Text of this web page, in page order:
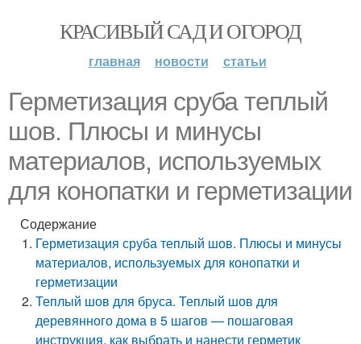
КРАСИВЫЙ САД И ОГОРОД
главная новости статьи
Герметизация сруба теплый
шов. Плюсы и минусы
материалов, используемых
для конопатки и герметизации
Содержание
Герметизация сруба теплый шов. Плюсы и минусы
материалов, используемых для конопатки и
герметизации
Теплый шов для бруса. Теплый шов для
деревянного дома в 5 шагов — пошаговая
инструкция, как выбрать и нанести герметик